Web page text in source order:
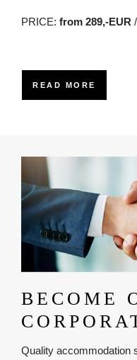
PRICE: from 289,-EUR
READ MORE
Obrázok
BECOME
Quality accommodation